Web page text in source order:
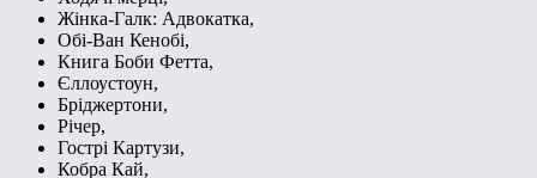
Жінка-Галк: Адвокатка,
Обі-Ван Кенобі,
Книга Боби Фетта,
Єллоустоун,
Бріджертони,
Річер,
Гострі Картузи,
Кобра Кай,